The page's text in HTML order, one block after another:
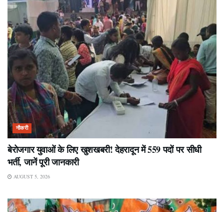
नौकरी
बेरोजगार युवाओं के लिए खुशखबरी! देहरादून में 559 पदों पर सीधी
भर्ती, जानें पूरी जानकारी
AUGUST 5, 2026